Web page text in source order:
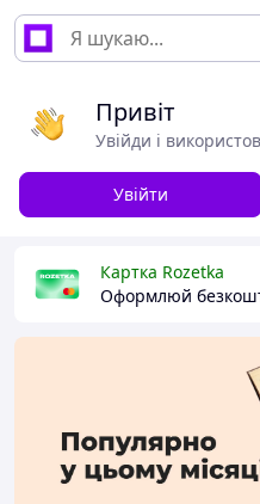
Привіт
Увійди і
Увійти
Картка Rozetka
Оформлюй